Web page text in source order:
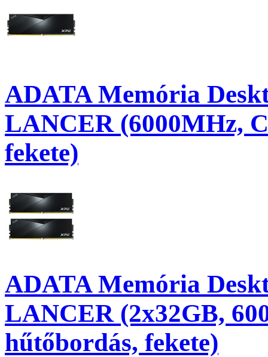
ADATA Memória
LANCER (6000MHz,
fekete)
ADATA Memória
LANCER (2x32GB,
hűtőbordás, fekete)